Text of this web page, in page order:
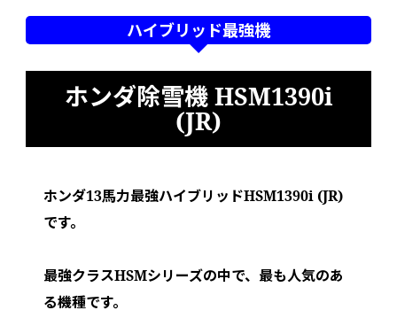
ハイブリッド最強機
ホンダ除雪機 HSM1390i
(JR)
ホンダ13馬力最強ハイブリッドHSM1390i (JR)
です。
最強クラスHSMシリーズの中で、最も人気のあ
る機種です。